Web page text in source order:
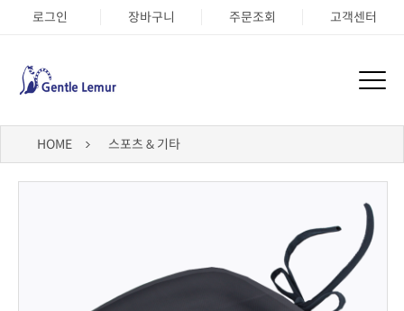
로그인 장바구니 주문조회 고객센터
HOME 스포츠 & 기타